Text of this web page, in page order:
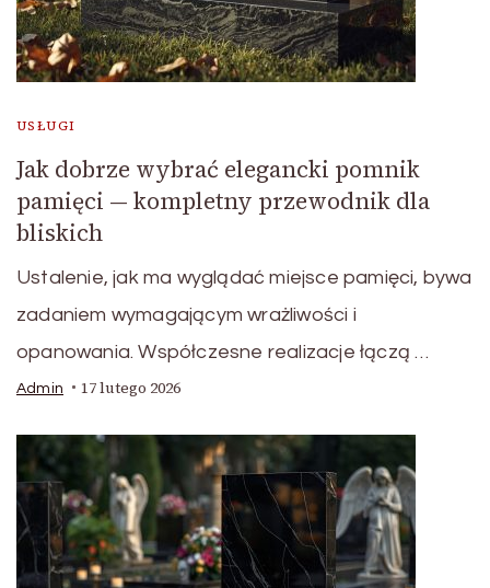
USŁUGI
Jak dobrze wybrać elegancki pomnik
pamięci — kompletny przewodnik dla
bliskich
Ustalenie, jak ma wyglądać miejsce pamięci, bywa
zadaniem wymagającym wrażliwości i
opanowania. Współczesne realizacje łączą …
Admin 17 lutego 2026